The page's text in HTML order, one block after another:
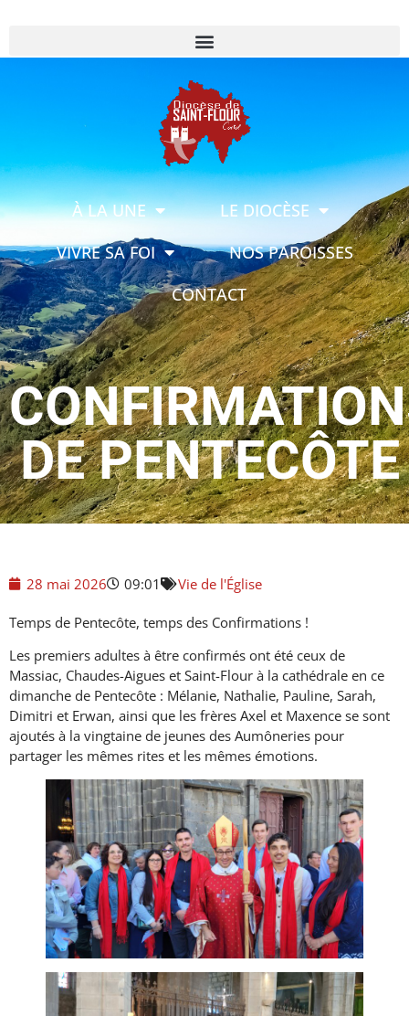
À LA UNE
LE DIOCÈSE
VIVRE SA FOI
NOS PAROISSES
CONTACT
DE PENTECÔTE
28 mai 2026 09:01 Vie de l'Église
Temps de Pentecôte, temps des Confirmations !
Les premiers adultes à être confirmés ont été ceux de
Massiac, Chaudes-Aigues et Saint-Flour à la cathédrale en ce
dimanche de Pentecôte : Mélanie, Nathalie, Pauline, Sarah,
Dimitri et Erwan, ainsi que les frères Axel et Maxence se sont
ajoutés à la vingtaine de jeunes des Aumôneries pour
partager les mêmes rites et les mêmes émotions.